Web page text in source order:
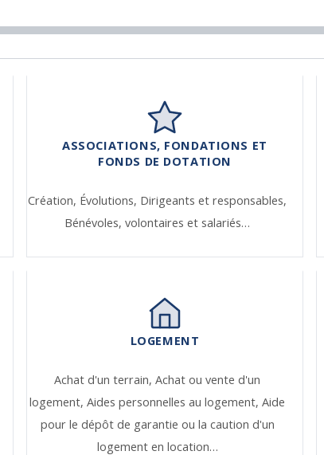
ASSOCIATIONS, FONDATIONS ET
FONDS DE DOTATION
Création, Évolutions, Dirigeants et responsables,
Bénévoles, volontaires et salariés…
LOGEMENT
Achat d'un terrain,Achat ou vente d'un
logement,Aides personnelles au logement,Aide
pour le dépôt de garantie ou la caution d'un
logement en location…